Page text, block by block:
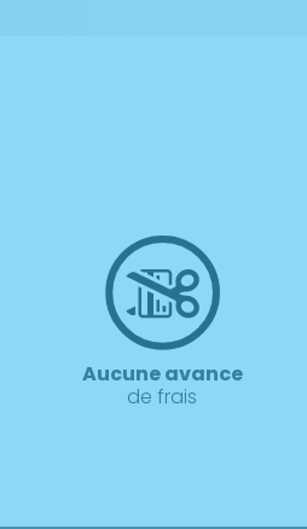
Aucune avance
de frais